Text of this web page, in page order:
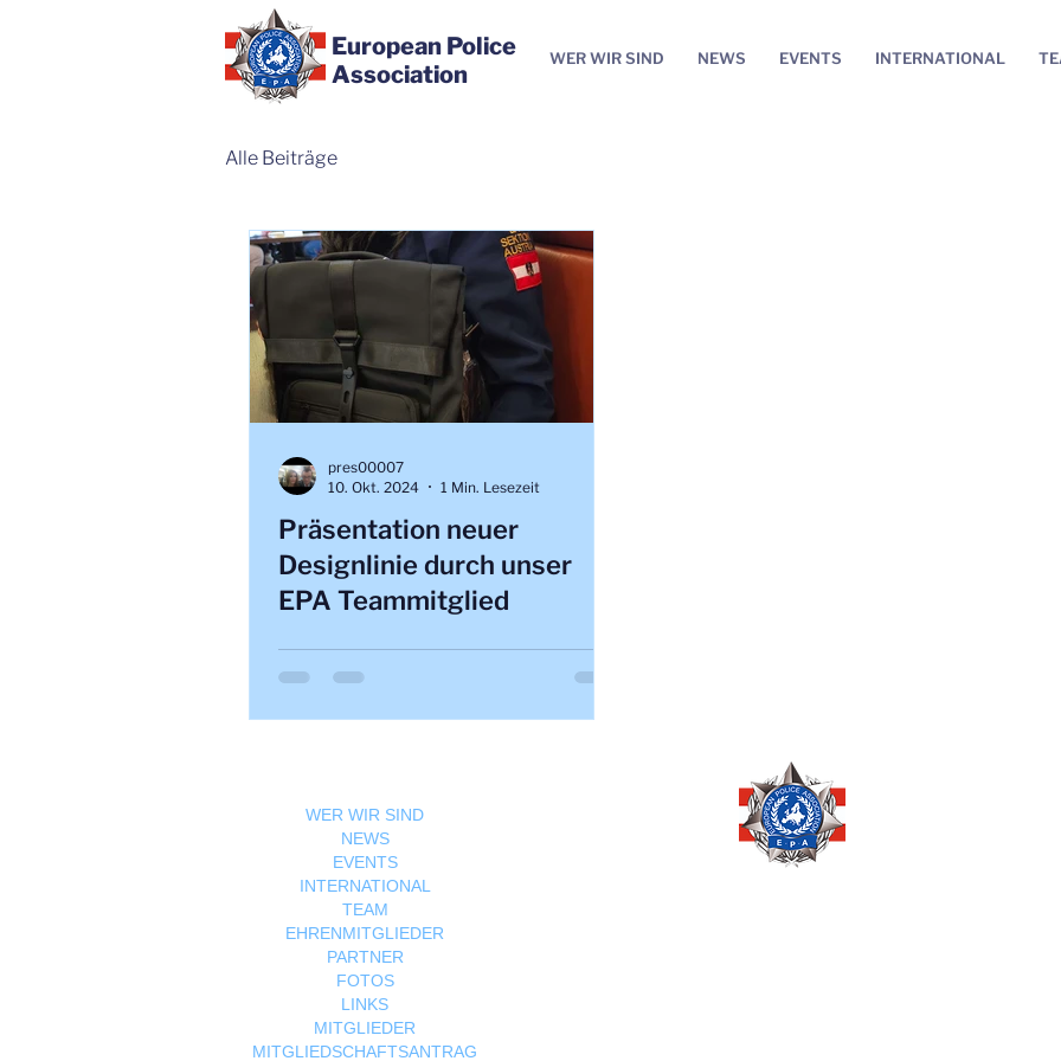
European Police
Association
WER WIR SIND NEWS EVENTS INTERNATIONAL
Alle Beiträge
Präsentation neuer
Designlinie durch unser
EPA Teammitglied
pres00007
10. Okt. 2024
1 Min. Lesezeit
WER WIR SIND
NEWS
EVENTS
INTERNATIONAL
TEAM
EHRENMITGLIEDER
PARTNER
FOTOS
LINKS
MITGLIEDER
MITGLIEDSCHAFTSANTRAG